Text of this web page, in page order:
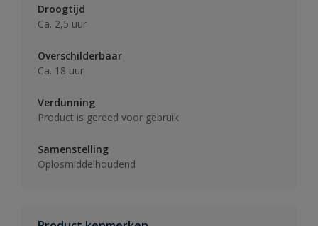
Droogtijd
Ca. 2,5 uur
Overschilderbaar
Ca. 18 uur
Verdunning
Product is gereed voor gebruik
Samenstelling
Oplosmiddelhoudend